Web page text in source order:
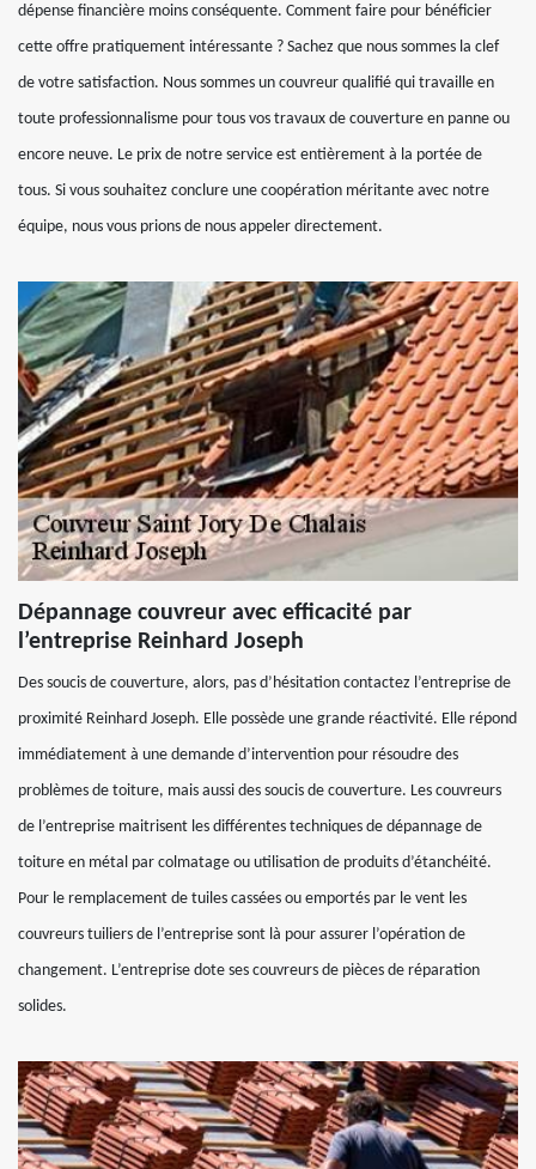
dépense financière moins conséquente. Comment faire pour bénéficier
cette offre pratiquement intéressante ? Sachez que nous sommes la clef
de votre satisfaction. Nous sommes un couvreur qualifié qui travaille en
toute professionnalisme pour tous vos travaux de couverture en panne ou
encore neuve. Le prix de notre service est entièrement à la portée de
tous. Si vous souhaitez conclure une coopération méritante avec notre
équipe, nous vous prions de nous appeler directement.
Dépannage couvreur avec efficacité par
l’entreprise Reinhard Joseph
Des soucis de couverture, alors, pas d’hésitation contactez l’entreprise de
proximité Reinhard Joseph. Elle possède une grande réactivité. Elle répond
immédiatement à une demande d’intervention pour résoudre des
problèmes de toiture, mais aussi des soucis de couverture. Les couvreurs
de l’entreprise maitrisent les différentes techniques de dépannage de
toiture en métal par colmatage ou utilisation de produits d’étanchéité.
Pour le remplacement de tuiles cassées ou emportés par le vent les
couvreurs tuiliers de l’entreprise sont là pour assurer l’opération de
changement. L’entreprise dote ses couvreurs de pièces de réparation
solides.